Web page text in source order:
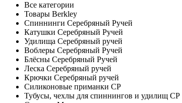
Все категории
Товары Berkley
Спиннинги Серебряный Ручей
Катушки Серебряный Ручей
Удилища Серебряный ручей
Воблеры Серебряный Ручей
Блёсны Серебряный Ручей
Леска Серебряный ручей
Крючки Серебряный ручей
Силиконовые приманки СР
Тубусы, чехлы для спиннингов и удилищ СР